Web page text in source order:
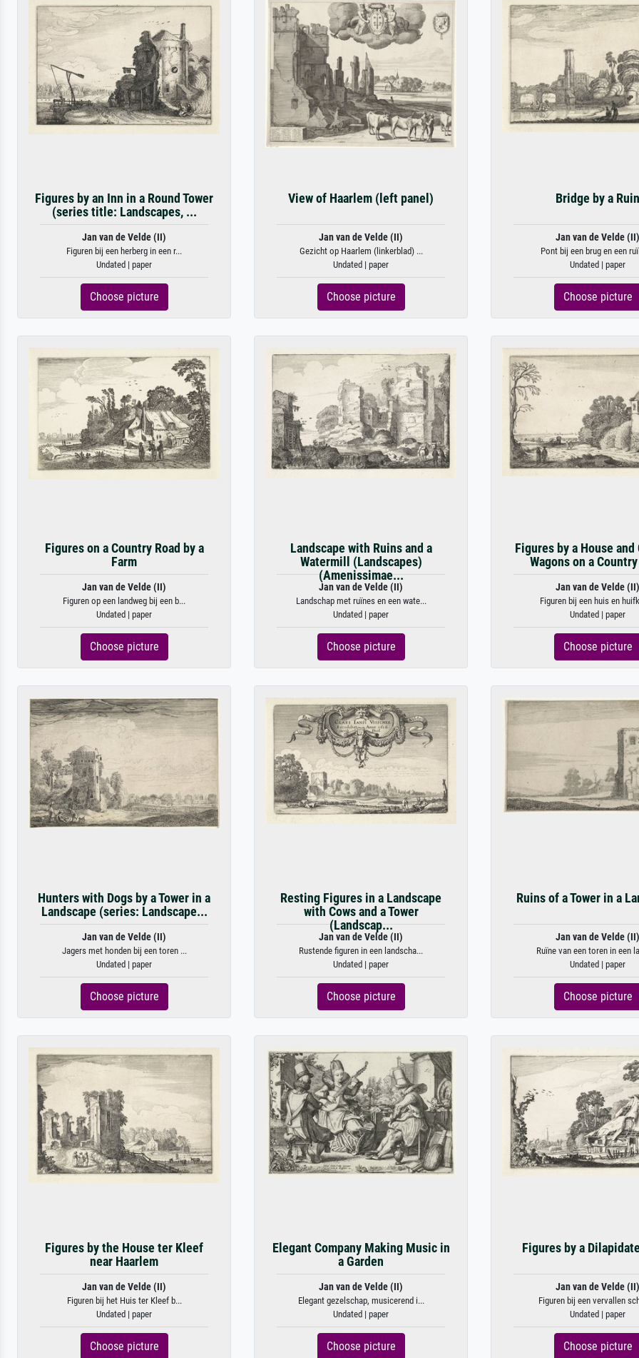
Figures by an Inn in a Round Tower
(series title: Landscapes, ...
Jan van de Velde (II)
Figuren bij een herberg in een r...
Undated | paper
Choose picture
View of Haarlem (left panel)
Jan van de Velde (II)
Gezicht op Haarlem (linkerblad) ...
Undated | paper
Choose picture
Bridge by a Ruin
Jan van de Velde (II)
Pont bij een brug en een
Undated | paper
Choose picture
Figures on a Country Road by a
Farm
Jan van de Velde (II)
Figuren op een landweg bij een b...
Undated | paper
Choose picture
Landscape with Ruins and a
Watermill (Landscapes)
(Amenissimae...
Jan van de Velde (II)
Landschap met ruïnes en een wate...
Undated | paper
Choose picture
Figures by a House and
Wagons on a
Jan van de Velde (II)
Figuren bij een huis en
Undated | paper
Choose picture
Hunters with Dogs by a Tower in a
Landscape (series: Landscape...
Jan van de Velde (II)
Jagers met honden bij een toren ...
Undated | paper
Choose picture
Resting Figures in a Landscape
with Cows and a Tower
(Landscap...
Jan van de Velde (II)
Rustende figuren in een landscha...
Undated | paper
Choose picture
Ruins of a Tower in a
Jan van de Velde (II)
Ruïne van een toren in een
Undated | paper
Choose picture
Figures by the House ter Kleef
near Haarlem
Jan van de Velde (II)
Figuren bij het Huis ter Kleef b...
Undated | paper
Choose picture
Elegant Company Making Music in
a Garden
Jan van de Velde (II)
Elegant gezelschap, musicerend i...
Undated | paper
Choose picture
Figures by a
Jan van de Velde (II)
Figuren bij een vervallen
Undated | paper
Choose picture